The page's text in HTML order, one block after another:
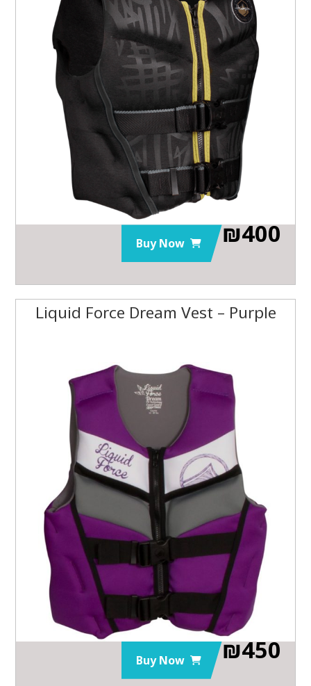
₪400
Buy Now
Liquid Force Dream Vest – Purple
₪450
Buy Now